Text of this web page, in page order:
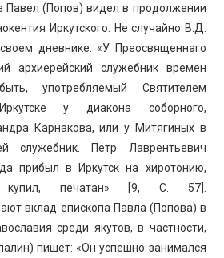
Павел (Попов) видел в продолжении
Иркутского. Не случайно В.Д.
дневнике: «У Преосвященнаго
архиерейский служебник времен
употребляемый Святителем
у диакона соборного,
Карнакова, или у Митягиных в
служебник. Петр Лаврентьевич
прибыл в Иркутск на хиротонию,
печатан» [9, C. 57].
вклад епископа Павла (Попова) в
среди якутов, в частности,
пишет: «Он успешно занимался